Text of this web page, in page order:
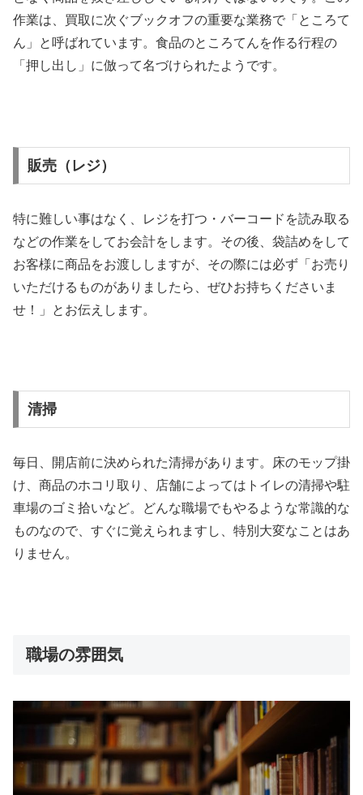
作業は、買取に次ぐブックオフの重要な業務で「ところて
ん」と呼ばれています。食品のところてんを作る行程の
「押し出し」に倣って名づけられたようです。
販売（レジ）
特に難しい事はなく、レジを打つ・バーコードを読み取る
などの作業をしてお会計をします。その後、袋詰めをして
お客様に商品をお渡ししますが、その際には必ず「お売り
いただけるものがありましたら、ぜひお持ちくださいま
せ！」とお伝えします。
清掃
毎日、開店前に決められた清掃があります。床のモップ掛
け、商品のホコリ取り、店舗によってはトイレの清掃や駐
車場のゴミ拾いなど。どんな職場でもやるような常識的な
ものなので、すぐに覚えられますし、特別大変なことはあ
りません。
職場の雰囲気